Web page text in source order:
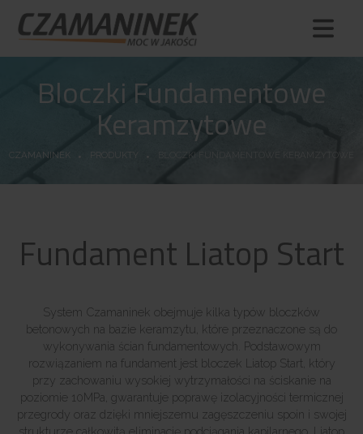
Bloczki Fundamentowe
Keramzytowe
CZAMANINEK PRODUKTY BLOCZKI FUNDAMENTOWE KERAMZYTOWE
Fundament Liatop Start
System Czamaninek obejmuje kilka typów bloczków
betonowych na bazie keramzytu, które przeznaczone są do
wykonywania ścian fundamentowych. Podstawowym
rozwiązaniem na fundament jest bloczek Liatop Start, który
przy zachowaniu wysokiej wytrzymałości na ściskanie na
poziomie 10MPa, gwarantuje poprawę izolacyjności termicznej
przegrody oraz dzięki mniejszemu zagęszczeniu spoin i swojej
strukturze całkowitą eliminację podciągania kapilarnego. Liatop